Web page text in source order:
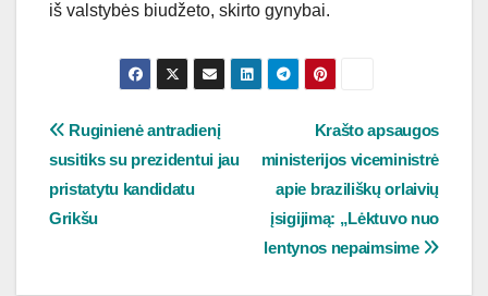
iš valstybės biudžeto, skirto gynybai.
Navigacija
tarp
įrašų
Krašto apsaugos
ministerijos viceministrė
apie braziliškų orlaivių
įsigijimą: „Lėktuvo nuo
lentynos nepaimsime
Ruginienė antradienį
susitiks su prezidentui jau
pristatytu kandidatu
Grikšu